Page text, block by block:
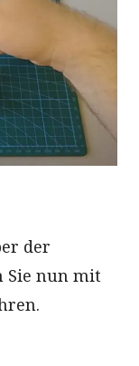
der
Sie nun mit